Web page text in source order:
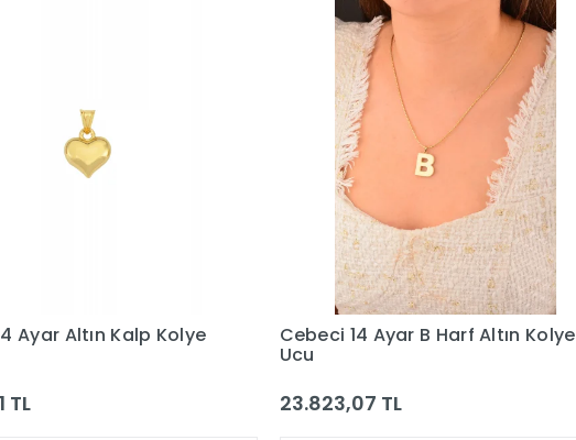
Ayar B Harf Altın Kolye
TL
Cebeci 14 Ayar Taşlı Altın Kolye
Ucu
123.507,33 TL